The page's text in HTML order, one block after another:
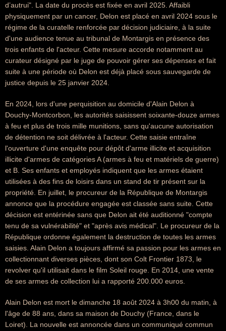
d’autrui". La date du procès est fixée en avril 2025. Affaibli
physiquement par un cancer, Delon est placé en avril 2024 sous le
régime de la curatelle renforcée par décision judiciaire, à la suite
d'une audience tenue au tribunal de Montargis en présence des
trois enfants de l'acteur. Cette mesure accorde notamment au
curateur désigné par le juge de pouvoir gérer ses dépenses et fait
suite à une période où Delon est déjà placé sous sauvegarde de
justice depuis le 25 janvier 2024.
En 2024, lors d'une perquisition au domicile d'Alain Delon à
Douchy-Montcorbon, les autorités saisissent soixante-douze armes
à feu et plus de trois mille munitions, sans qu'aucune autorisation
de détention ne soit délivrée à l'acteur. Cette saisie entraîne
l'ouverture d'une enquête pour dépôt d'arme illicite et acquisition
illicite d'armes de catégories A (armes à feu et matériels de guerre)
et B. Ses enfants et employés indiquent que les armes étaient
utilisées à des fins de loisirs dans un stand de tir présent sur la
propriété. En juillet, le procureur de la République de Montargis
annonce que la procédure engagée est classée sans suite. Cette
décision est entérinée sans que Delon ait été auditionné "compte
tenu de sa vulnérabilité" et "après avis médical". Le procureur de la
République ordonne également la destruction de toutes les armes
saisies. Alain Delon a toujours affirmé sa passion pour les armes en
collectionnant diverses pièces, dont son Colt Frontier 1873, le
revolver qu'il utilisait dans le film Soleil rouge. En 2014, une vente
de ses armes de collection lui a rapporté 200.000 euros.
Alain Delon est mort le dimanche 18 août 2024 à 3h00 du matin, à
l'âge de 88 ans, dans sa maison de Douchy (France, dans le
Loiret). La nouvelle est annoncée dans un communiqué commun